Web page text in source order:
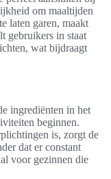
om maaltijden
laten garen, maakt
gebruikers in staat
wat bijdraagt
ingrediënten in het
beginnen.
is, zorgt de
dat er constant
voor gezinnen die